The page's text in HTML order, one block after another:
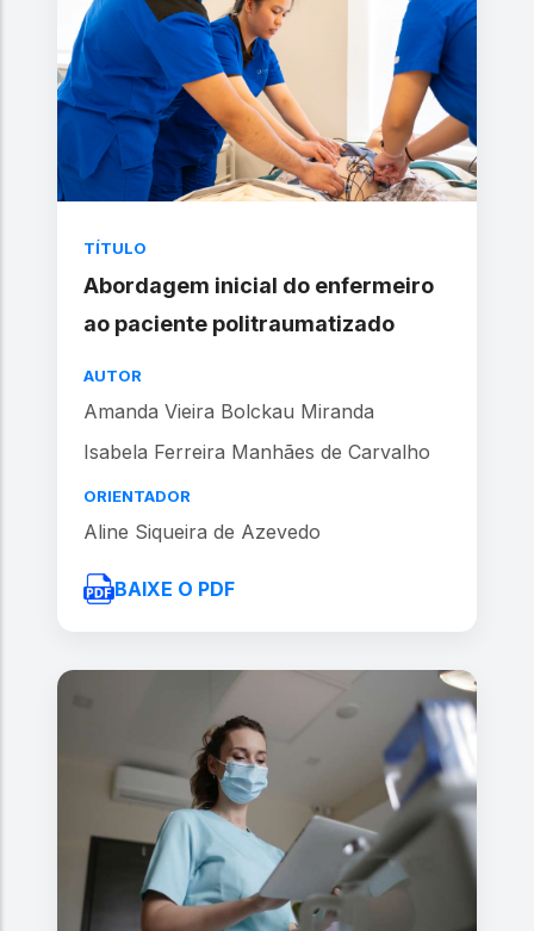
TÍTULO
Abordagem inicial do enfermeiro
ao paciente politraumatizado
AUTOR
Amanda Vieira Bolckau Miranda
Isabela Ferreira Manhães de Carvalho
ORIENTADOR
Aline Siqueira de Azevedo
BAIXE O PDF